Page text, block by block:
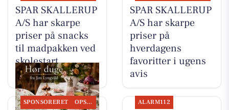
SPAR SKALLERUP
A/S har skarpe
priser på snacks
til madpakken ved
skolestart
SPAR SKALLERUP
A/S har skarpe
priser på
hverdagens
favoritter i ugens
avis
SPONSORERET OPSLAGSTAVLEN ALARM112